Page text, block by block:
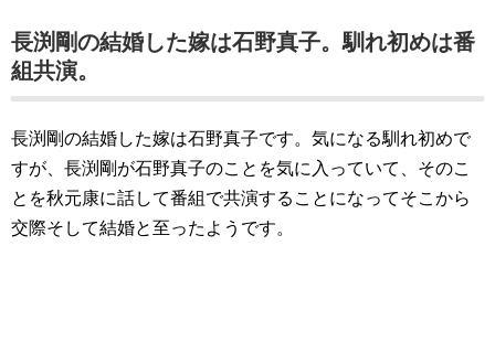
長渕剛の結婚した嫁は石野真子。馴れ初めは番
組共演。
長渕剛の結婚した嫁は石野真子です。気になる馴れ初めで
すが、長渕剛が石野真子のことを気に入っていて、そのこ
とを秋元康に話して番組で共演することになってそこから
交際そして結婚と至ったようです。